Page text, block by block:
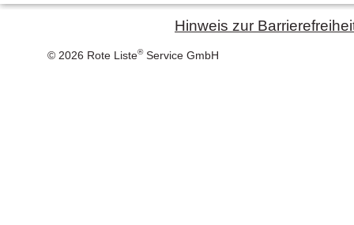
Hinweis zur
© 2026 Rote Liste®Service GmbH